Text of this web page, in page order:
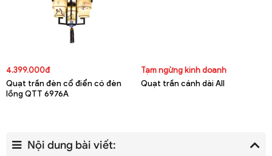
4.399.000đ
Quạt trần đèn cổ điển có đèn
lồng QTT 6976A
Tạm ngừng kinh doanh
Quạt trần cánh dài All
Nội dung bài viết: